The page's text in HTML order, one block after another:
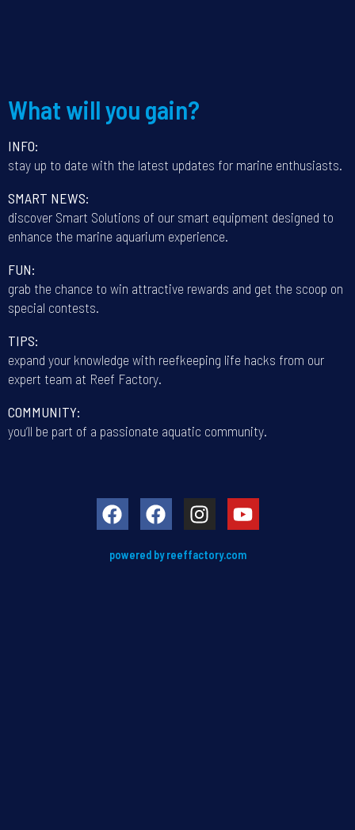
What will you gain?
INFO:
stay up to date with the latest updates for marine enthusiasts.
SMART NEWS:
discover Smart Solutions of our smart equipment designed to
enhance the marine aquarium experience.
FUN:
grab the chance to win attractive rewards and get the scoop on
special contests.
TIPS:
expand your knowledge with reefkeeping life hacks from our
expert team at Reef Factory.
COMMUNITY:
you’ll be part of a passionate aquatic community.
powered by reeffactory.com